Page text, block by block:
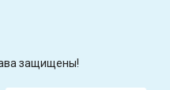
защищены!